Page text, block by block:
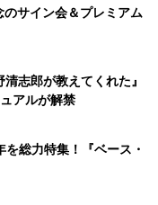
のサイン会＆プレミアム
志郎が教えてくれた』
アルが解禁
総力特集！『ベース・